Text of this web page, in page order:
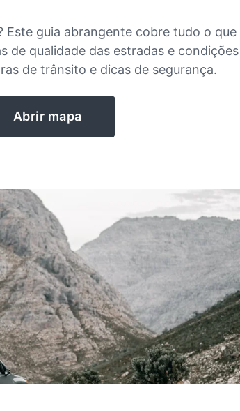
Este guia abrangente cobre tudo o que
de qualidade das estradas e
de trânsito e dicas de segurança.
Abrir mapa